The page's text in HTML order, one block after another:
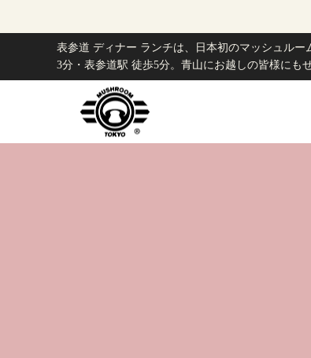
表参道 ディナー ランチは、日本初のマッシュル
3分・表参道駅 徒歩5分。青山にお越しの皆様にもぜ